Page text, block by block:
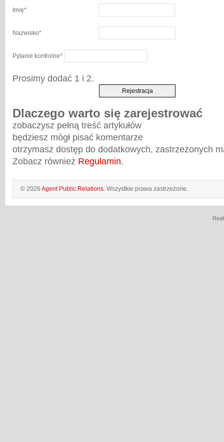
Imię*
Nazwisko*
Pytanie kontrolne*
Prosimy dodać 1 i 2.
Dlaczego warto się zarejestrować
zobaczysz pełną treść artykułów
będziesz mógł pisać komentarze
otrzymasz dostęp do dodatkowych, zastrzeżonych
Zobacz również Regulamin.
© 2026 Agent Public Relations. Wszystkie prawa zastrzeżone.